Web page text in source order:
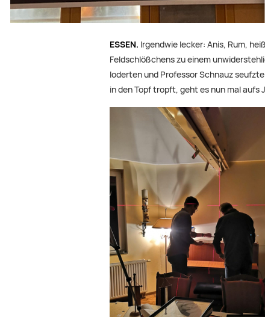
ESSEN. Irgendwie lecker: Anis, Rum,
Feldschlößchens zu einem
loderten und Professor Schnauz
in den Topf tropft, geht es nun mal aufs